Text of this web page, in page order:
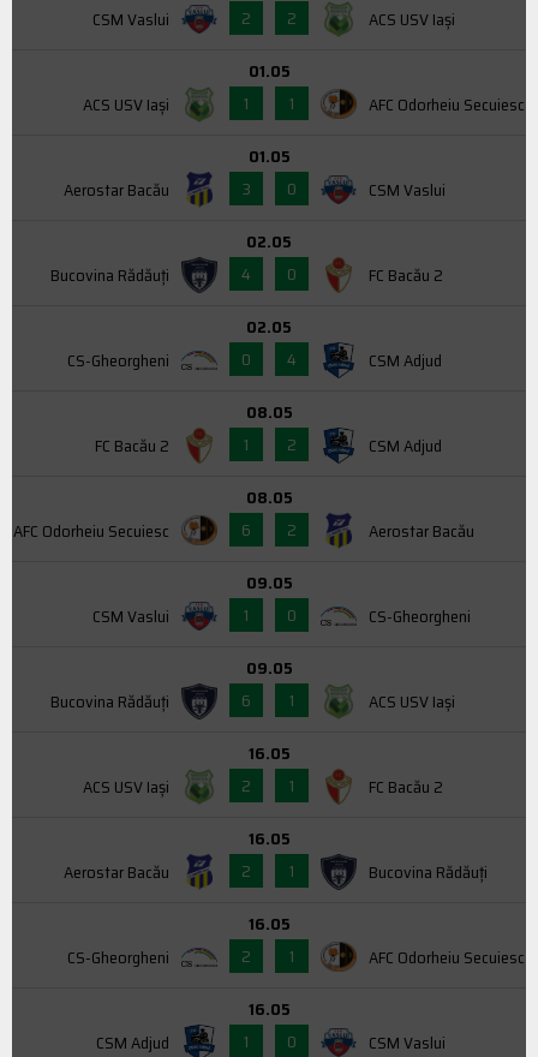
CSM Vaslui
2
2 ACS USV Iaşi
ACS USV Iaşi
01.05
1
1 AFC Odorheiu Secuiesc
Aerostar Bacău
01.05
3
0 CSM Vaslui
Bucovina Rădăuți
02.05
4
0 FC Bacău 2
CS-Gheorgheni
02.05
0
4 CSM Adjud
FC Bacău 2
08.05
1
2 CSM Adjud
AFC Odorheiu Secuiesc
08.05
6
2 Aerostar Bacău
CSM Vaslui
09.05
1
0 CS-Gheorgheni
Bucovina Rădăuți
09.05
6
1 ACS USV Iaşi
ACS USV Iaşi
16.05
2
1 FC Bacău 2
Aerostar Bacău
16.05
2
1 Bucovina Rădăuți
CS-Gheorgheni
16.05
2
1 AFC Odorheiu Secuiesc
CSM Adjud
16.05
1
0 CSM Vaslui